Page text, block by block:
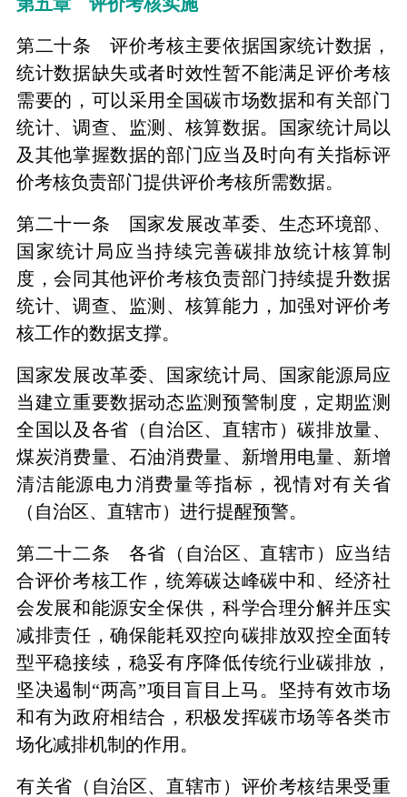
第二十条 评价考核主要依据国家统计数据，
统计数据缺失或者时效性暂不能满足评价考核
需要的，可以采用全国碳市场数据和有关部门
统计、调查、监测、核算数据。国家统计局以
及其他掌握数据的部门应当及时向有关指标评
价考核负责部门提供评价考核所需数据。
第二十一条 国家发展改革委、生态环境部、
国家统计局应当持续完善碳排放统计核算制
度，会同其他评价考核负责部门持续提升数据
统计、调查、监测、核算能力，加强对评价考
核工作的数据支撑。
国家发展改革委、国家统计局、国家能源局应
当建立重要数据动态监测预警制度，定期监测
全国以及各省（自治区、直辖市）碳排放量、
煤炭消费量、石油消费量、新增用电量、新增
清洁能源电力消费量等指标，视情对有关省
（自治区、直辖市）进行提醒预警。
第二十二条 各省（自治区、直辖市）应当结
合评价考核工作，统筹碳达峰碳中和、经济社
会发展和能源安全保供，科学合理分解并压实
减排责任，确保能耗双控向碳排放双控全面转
型平稳接续，稳妥有序降低传统行业碳排放，
坚决遏制“两高”项目盲目上马。坚持有效市场
和有为政府相结合，积极发挥碳市场等各类市
场化减排机制的作用。
有关省（自治区、直辖市）评价考核结果受重